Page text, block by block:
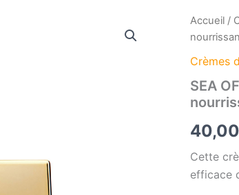
Accueil /
Crèmes
SEA
Cette
efficace